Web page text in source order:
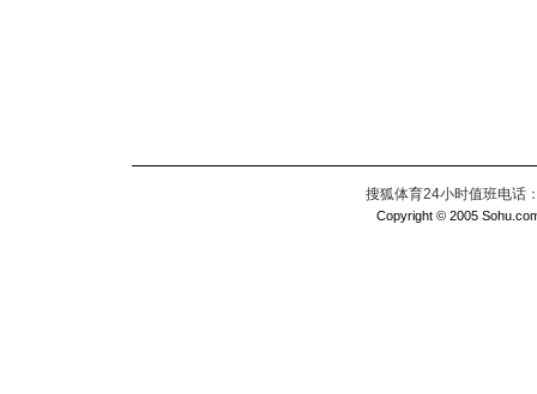
搜狐体育24小时值班电话
Copyright © 2005